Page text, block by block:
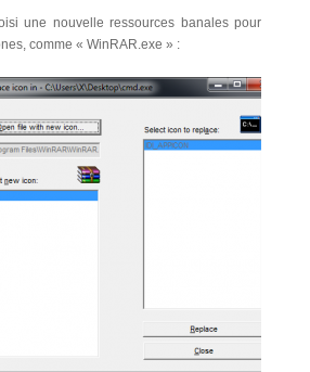
une nouvelle ressources banales pour
comme « WinRAR.exe » :